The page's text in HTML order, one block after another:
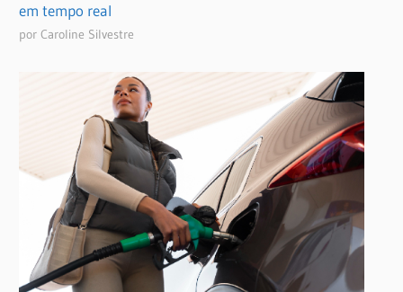
em tempo real
por Caroline Silvestre